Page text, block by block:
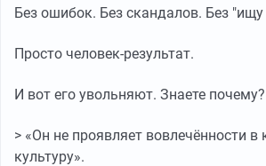
Без ошибок. Без скандалов. Без "ищу
Просто человек-результат.
И вот его увольняют. Знаете почему?
> «Он не проявляет вовлечённости
культуру».